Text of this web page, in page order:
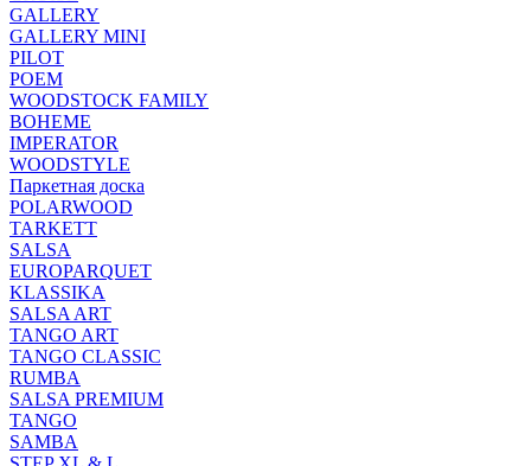
GALLERY
GALLERY MINI
PILOT
POEM
WOODSTOCK FAMILY
BOHEME
IMPERATOR
WOODSTYLE
Паркетная доска
POLARWOOD
TARKETT
SALSA
EUROPARQUET
KLASSIKA
SALSA ART
TANGO ART
TANGO CLASSIC
RUMBA
SALSA PREMIUM
TANGO
SAMBA